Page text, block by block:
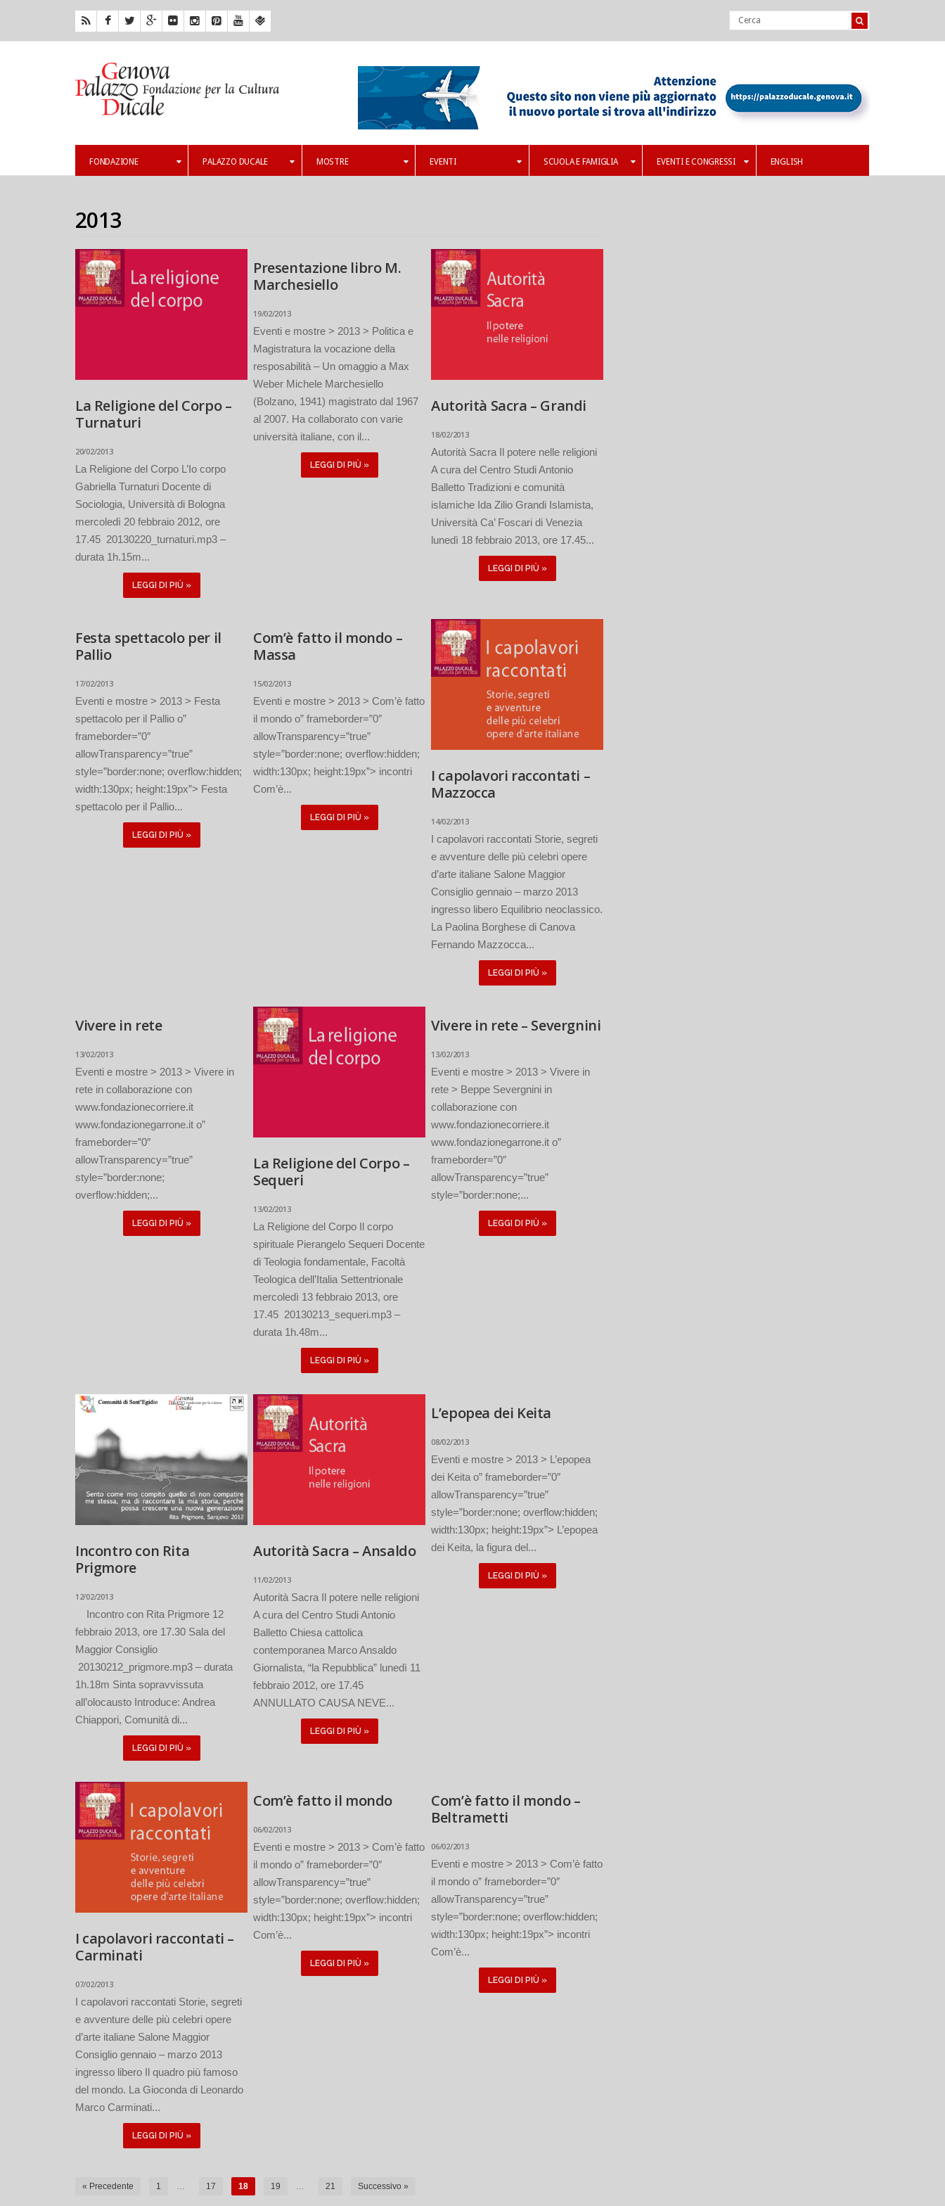
FONDAZIONE PALAZZO DUCALE MOSTRE EVENTI SCUOLA E FAMIGLIA EVENTI E CONGRESSI ENGLISH
2013
La Religione del Corpo –
Turnaturi
20/02/2013
La Religione del Corpo L’Io corpo
Gabriella Turnaturi Docente di
Sociologia, Università di Bologna
mercoledì 20 febbraio 2012, ore
17.45 20130220_turnaturi.mp3 –
durata 1h.15m...
LEGGI DI PIÙ »
Presentazione libro M.
Marchesiello
19/02/2013
Eventi e mostre > 2013 > Politica e
Magistratura la vocazione della
resposabilità – Un omaggio a Max
Weber Michele Marchesiello
(Bolzano, 1941) magistrato dal 1967
al 2007. Ha collaborato con varie
università italiane, con il...
LEGGI DI PIÙ »
Autorità Sacra – Grandi
18/02/2013
Autorità Sacra Il potere nelle religioni
A cura del Centro Studi Antonio
Balletto Tradizioni e comunità
islamiche Ida Zilio Grandi Islamista,
Università Ca’ Foscari di Venezia
lunedì 18 febbraio 2013, ore 17.45...
LEGGI DI PIÙ »
Festa spettacolo per il
Pallio
17/02/2013
Eventi e mostre > 2013 > Festa
spettacolo per il Pallio o”
frameborder=”0″
allowTransparency=”true”
style=”border:none; overflow:hidden;
width:130px; height:19px”> Festa
spettacolo per il Pallio...
LEGGI DI PIÙ »
Com’è fatto il mondo –
Massa
15/02/2013
Eventi e mostre > 2013 > Com’è fatto
il mondo o” frameborder=”0″
allowTransparency=”true”
style=”border:none; overflow:hidden;
width:130px; height:19px”> incontri
Com’è...
LEGGI DI PIÙ »
I capolavori raccontati –
Mazzocca
14/02/2013
I capolavori raccontati Storie, segreti
e avventure delle più celebri opere
d’arte italiane Salone Maggior
Consiglio gennaio – marzo 2013
ingresso libero Equilibrio neoclassico.
La Paolina Borghese di Canova
Fernando Mazzocca...
LEGGI DI PIÙ »
Vivere in rete
13/02/2013
Eventi e mostre > 2013 > Vivere in
rete in collaborazione con
www.fondazionecorriere.it
www.fondazionegarrone.it o”
frameborder=”0″
allowTransparency=”true”
style=”border:none;
overflow:hidden;...
LEGGI DI PIÙ »
La Religione del Corpo –
Sequeri
13/02/2013
La Religione del Corpo Il corpo
spirituale Pierangelo Sequeri Docente
di Teologia fondamentale, Facoltà
Teologica dell’Italia Settentrionale
mercoledì 13 febbraio 2013, ore
17.45 20130213_sequeri.mp3 –
durata 1h.48m...
LEGGI DI PIÙ »
Vivere in rete – Severgnini
13/02/2013
Eventi e mostre > 2013 > Vivere in
rete > Beppe Severgnini in
collaborazione con
www.fondazionecorriere.it
www.fondazionegarrone.it o”
frameborder=”0″
allowTransparency=”true”
style=”border:none;...
LEGGI DI PIÙ »
Incontro con Rita
Prigmore
12/02/2013
Incontro con Rita Prigmore 12
febbraio 2013, ore 17.30 Sala del
Maggior Consiglio
20130212_prigmore.mp3 – durata
1h.18m Sinta sopravvissuta
all’olocausto Introduce: Andrea
Chiappori, Comunità di...
LEGGI DI PIÙ »
Autorità Sacra – Ansaldo
11/02/2013
Autorità Sacra Il potere nelle religioni
A cura del Centro Studi Antonio
Balletto Chiesa cattolica
contemporanea Marco Ansaldo
Giornalista, “la Repubblica” lunedì 11
febbraio 2012, ore 17.45
ANNULLATO CAUSA NEVE...
LEGGI DI PIÙ »
L’epopea dei Keita
08/02/2013
Eventi e mostre > 2013 > L’epopea
dei Keita o” frameborder=”0″
allowTransparency=”true”
style=”border:none; overflow:hidden;
width:130px; height:19px”> L’epopea
dei Keita, la figura del...
LEGGI DI PIÙ »
I capolavori raccontati –
Carminati
07/02/2013
I capolavori raccontati Storie, segreti
e avventure delle più celebri opere
d’arte italiane Salone Maggior
Consiglio gennaio – marzo 2013
ingresso libero Il quadro più famoso
del mondo. La Gioconda di Leonardo
Marco Carminati...
LEGGI DI PIÙ »
Com’è fatto il mondo
06/02/2013
Eventi e mostre > 2013 > Com’è fatto
il mondo o” frameborder=”0″
allowTransparency=”true”
style=”border:none; overflow:hidden;
width:130px; height:19px”> incontri
Com’è...
LEGGI DI PIÙ »
Com’è fatto il mondo –
Beltrametti
06/02/2013
Eventi e mostre > 2013 > Com’è fatto
il mondo o” frameborder=”0″
allowTransparency=”true”
style=”border:none; overflow:hidden;
width:130px; height:19px”> incontri
Com’è...
LEGGI DI PIÙ »
« Precedente 1 … 17 18 19 … 21 Successivo »